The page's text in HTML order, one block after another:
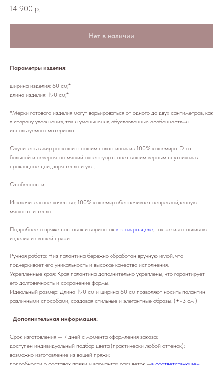
14 900 р.
Нет в наличии
Параметры изделия:
ширина изделия: 60 см;*
длина изделия: 190 см;*
*Мерки готового изделия могут варьироваться от одного до двух сантиметров, как
в сторону увеличения, так и уменьшения, обусловленные особенностями
используемого материала.
Окунитесь в мир роскоши с нашим палантином из 100% кашемира. Этот
большой и невероятно мягкий аксессуар станет вашим верным спутником в
прохладные дни, даря тепло и уют.
Особенности:
Исключительное качество: 100% кашемир обеспечивает непревзойденную
мягкость и тепло.
Подробнее о пряже составах и вариантах в этом разделе, так же изготавливаю
изделия из вашей пряжи
Ручная работа: Низ палантина бережно обработан вручную иглой, что
подчеркивает его уникальность и высокое качество исполнения.
Укрепленные края: Края палантина дополнительно укреплены, что гарантирует
его долговечность и сохранение формы.
Идеальный размер: Длина 190 см и ширина 60 см позволяют носить палантин
различными способами, создавая стильные и элегантные образы. (+-3 см )
Дополнительная информация:
Срок изготовления — 7 дней с момента оформления заказа;
доступен индивидуальный подбор цвета (практически любой оттенок);
возможно изготовление из вашей пряжи;